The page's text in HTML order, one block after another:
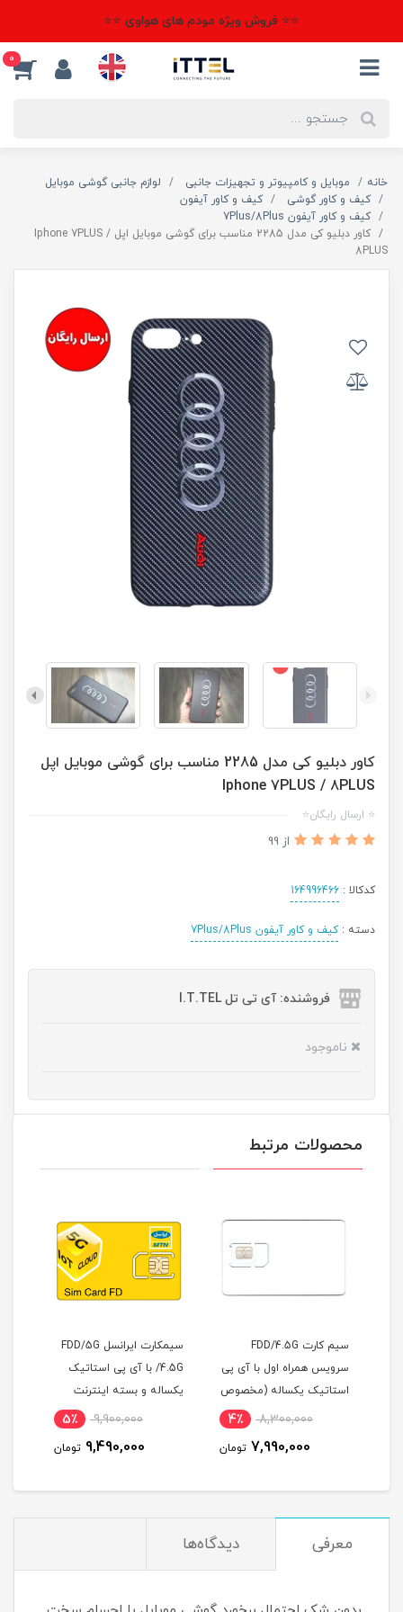
⭐⭐ فروش ویژه مودم های هواوی ⭐⭐
0
خانه موبایل و کامپیوتر و تجهیزات جانبی
لوازم جانبی گوشی موبایل
کیف و کاور گوشی
کیف و کاور آیفون
کیف و کاور آیفون 7Plus/8Plus
کاور دبلیو کی مدل 2285 مناسب برای گوشی موبایل اپل Iphone 7PLUS /
8PLUS
کاور دبلیو کی مدل 2285 مناسب برای گوشی موبایل اپل
Iphone 7PLUS / 8PLUS
⭐ ارسال رایگان⭐
از 99
کدکالا : 164996466
دسته :کیف و کاور آیفون 7Plus/8Plus
فروشنده: آی تی تل I.T.TEL
ناموجود
محصولات مرتبط
سیم کارت FDD/4.5G
سرویس همراه اول با آی پی
استاتیک یکساله (مخصوص
8,300,000 4٪
7,990,000 تومان
سیمکارت ایرانسل FDD/5G
/4.5G با آی پی استاتیک
یکساله و بسته اینترنت
200 گیگ یکساله
9,900,000 5٪
9,490,000 تومان
معرفی دیدگاه‌ها